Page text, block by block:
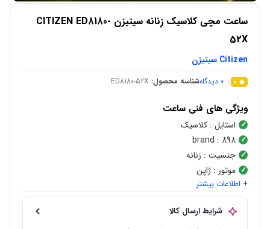
ساعت مچی کلاسیک زنانه سیتیزن CITIZEN ED8180-
52X
Citizen سیتیزن
0
0 دیدگاهشناسه محصول: ED8180-52X
ویژگی های فنی ساعت
استایل : کلاسیک
brand : 898
جنسیت : زنانه
موتور : ژاپن
شکل قاب:گرد
جنس قاب:استیل ضد زنگ
+ اطلاعات بیشتر
شرایط ارسال کالا